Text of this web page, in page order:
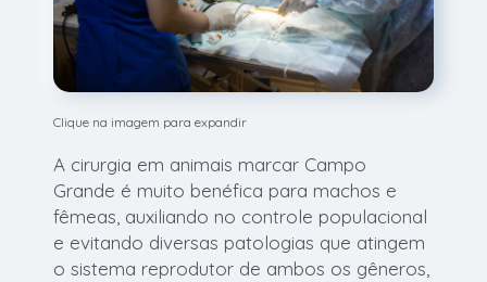
Clique na imagem para expandir
A cirurgia em animais marcar Campo
Grande é muito benéfica para machos e
fêmeas, auxiliando no controle populacional
e evitando diversas patologias que atingem
o sistema reprodutor de ambos os gêneros,